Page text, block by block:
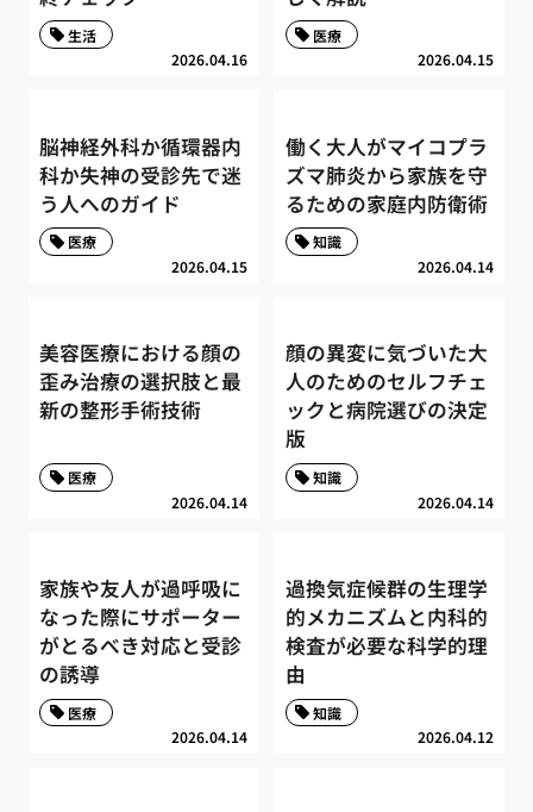
2026.04.16
生活
2026.04.15
医療
脳神経外科か循環器内
科か失神の受診先で迷
う人へのガイド
2026.04.15
医療
働く大人がマイコプラ
ズマ肺炎から家族を守
るための家庭内防衛術
2026.04.14
知識
美容医療における顔の
歪み治療の選択肢と最
新の整形手術技術
2026.04.14
医療
顔の異変に気づいた大
人のためのセルフチェ
ックと病院選びの決定
版
2026.04.14
知識
家族や友人が過呼吸に
なった際にサポーター
がとるべき対応と受診
の誘導
2026.04.14
医療
過換気症候群の生理学
的メカニズムと内科的
検査が必要な科学的理
由
2026.04.12
知識